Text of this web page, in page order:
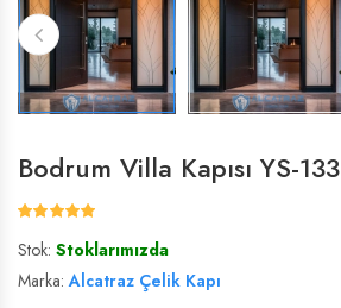
Bodrum Villa Kapısı YS-133
Stok: Stoklarımızda
Marka:Alcatraz Çelik Kapı